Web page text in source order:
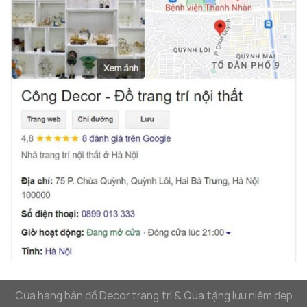
decor không thể thiếu. Sự kết hợp giữa đá cẩm
thạch và hợp kim mạ không chỉ mang lại sự bền
vững mà còn thể hiện được đẳng cấp và gu thẩm mỹ
của gia chủ. Đặc biệt, với thiết kế đơn giản nhưng
đầy thanh lịch, đèn dễ dàng kết hợp với những món
đồdecor phòng khách hiện đại khác như kệ sách,
bàn trà hay tranh ảnh, giúp tạo ra một không gian
hài hòa và sang trọng.
Cửa hàng bán đồ Decor trang trí & Qùa tặng lưu niệm đep